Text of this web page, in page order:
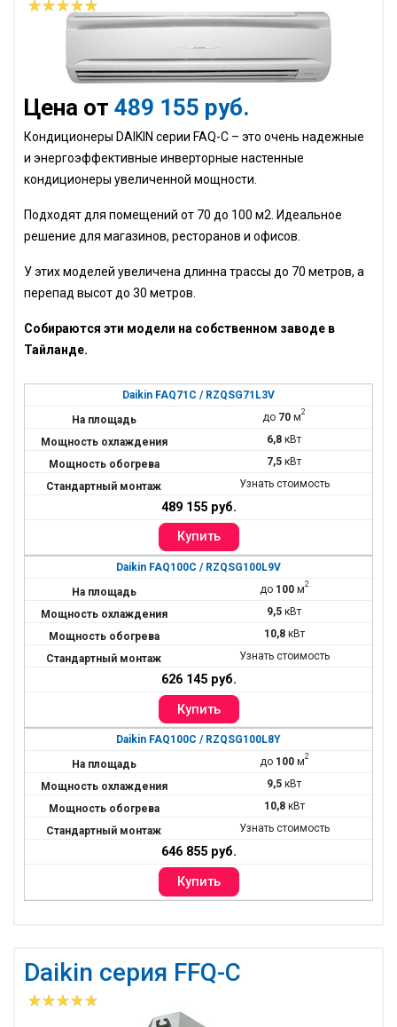
Цена от 489 155 руб.
Кондиционеры DAIKIN серии FAQ-С – это очень надежные
и энергоэффективные инверторные настенные
кондиционеры увеличенной мощности.
Подходят для помещений от 70 до 100 м2. Идеальное
решение для магазинов, ресторанов и офисов.
У этих моделей увеличена длинна трассы до 70 метров, а
перепад высот до 30 метров.
Собираются эти модели на собственном заводе в
Тайланде.
Daikin FAQ71C / RZQSG71L3V
до 70 м2
6,8 кВт
7,5 кВт
Узнать стоимость
489 155 руб.
Daikin FAQ100C / RZQSG100L9V
до 100м2
9,5 кВт
10,8кВт
Узнать стоимость
626 145 руб.
Daikin FAQ100C / RZQSG100L8Y
до 100м2
9,5 кВт
10,8кВт
Узнать стоимость
646 855 руб.
Daikin серия FFQ-C